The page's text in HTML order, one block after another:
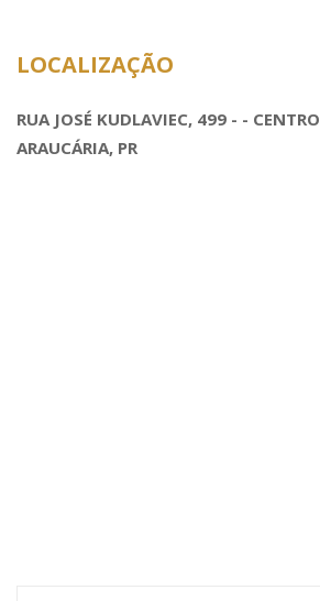
LOCALIZAÇÃO
RUA JOSÉ KUDLAVIEC, 499 - - CENTRO
ARAUCÁRIA, PR